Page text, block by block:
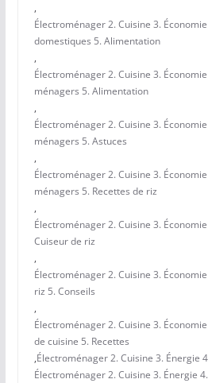
,
Électroménager 2. Cuisine 3.
domestiques 5. Alimentation
,
Électroménager 2. Cuisine 3.
ménagers 5. Alimentation
,
Électroménager 2. Cuisine 3.
ménagers 5. Astuces
,
Électroménager 2. Cuisine 3.
ménagers 5. Recettes de riz
,
Électroménager 2. Cuisine 3.
Cuiseur de riz
,
Électroménager 2. Cuisine 3.
riz 5. Conseils
,
Électroménager 2. Cuisine 3.
de cuisine 5. Recettes
,Électroménager 2. Cuisine 3. Énergie
Électroménager 2. Cuisine 3. Énergie